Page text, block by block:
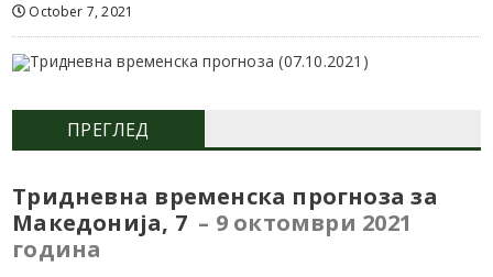
October 7, 2021
ПРЕГЛЕД
Тридневна временска прогноза за
Македонија, 7 – 9 октомври 2021
година